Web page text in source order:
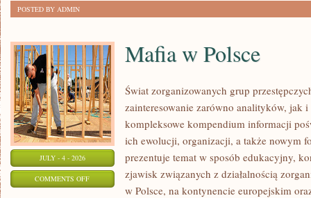
POSTED BY ADMIN
JULY - 4 - 2026
COMMENTS OFFON
Mafia w Polsce
Świat zorganizowanych grup
zainteresowanie zarówno analityków, jak
kompleksowe kompendium informacji
ich ewolucji, organizacji, a także nowym
prezentuje temat w sposób edukacyjny,
zjawisk związanych z działalnością
w Polsce, na kontynencie europejskim